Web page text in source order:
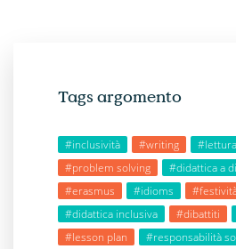
Tags argomento
#inclusività #writing
#lettura
#problem solving
#didattica a
#erasmus
#idioms
#didattica inclusiva
#dibattiti
#lesson plan
#responsabilità